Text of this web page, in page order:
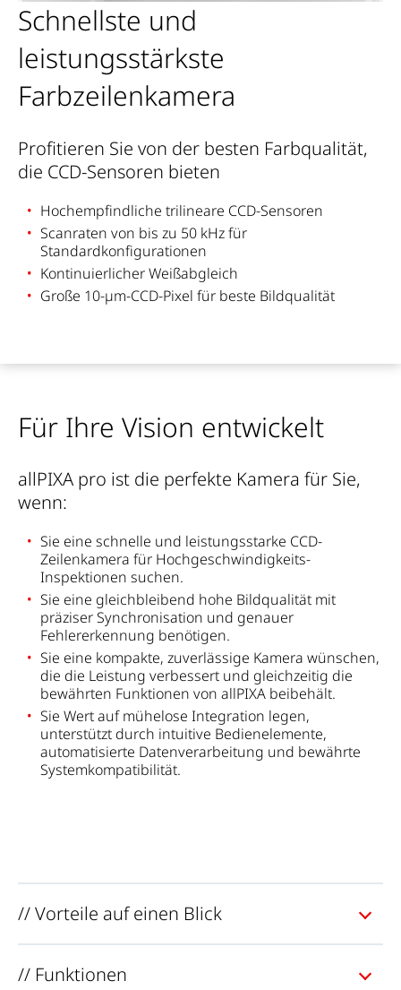
Schnellste und
leistungsstärkste
Farbzeilenkamera
Profitieren Sie von der besten Farbqualität,
die CCD-Sensoren bieten
Hochempfindliche trilineare CCD-Sensoren
Scanraten von bis zu 50 kHz für
Standardkonfigurationen
Kontinuierlicher Weißabgleich
Große 10-µm-CCD-Pixel für beste Bildqualität
Für Ihre Vision entwickelt
allPIXA pro ist die perfekte Kamera für Sie,
wenn:
Sie eine schnelle und leistungsstarke CCD-
Zeilenkamera für Hochgeschwindigkeits-
Inspektionen suchen.
Sie eine gleichbleibend hohe Bildqualität mit
präziser Synchronisation und genauer
Fehlererkennung benötigen.
Sie eine kompakte, zuverlässige Kamera wünschen,
die die Leistung verbessert und gleichzeitig die
bewährten Funktionen von allPIXA beibehält.
Sie Wert auf mühelose Integration legen,
unterstützt durch intuitive Bedienelemente,
automatisierte Datenverarbeitung und bewährte
Systemkompatibilität.
// Vorteile auf einen Blick
// Funktionen